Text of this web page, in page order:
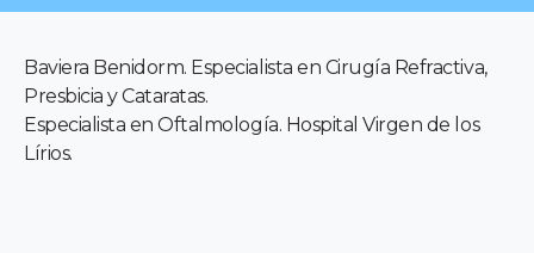
Baviera Benidorm. Especialista en Cirugía Refractiva,
Presbicia y Cataratas.
Especialista en Oftalmología. Hospital Virgen de los
Lírios.